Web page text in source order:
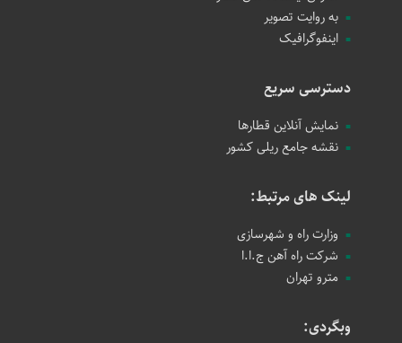
به روایت تصویر
اینفوگرافیک
دسترسی سریع
نمایش آنلاین قطارها
نقشه جامع ریلی کشور
لینک های مرتبط:
وزارت راه و شهرسازی
شرکت راه آهن ج.ا.ا
مترو تهران
وبگردی: